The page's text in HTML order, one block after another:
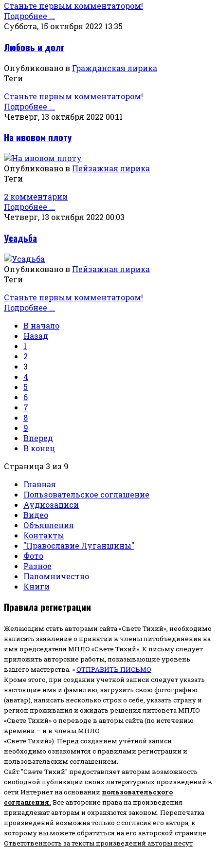
Станьте первым комментатором!
Подробнее ...
Суббота, 15 октября 2022 13:35
Любовь и долг
Опубликовано в Гражданская лирика
Теги
Станьте первым комментатором!
Подробнее ...
Четверг, 13 октября 2022 00:11
На ивовом плоту
Опубликовано в Пейзажная лирика
Теги
2 комментарии
Подробнее ...
Четверг, 13 октября 2022 00:03
Усадьба
Опубликовано в Пейзажная лирика
Теги
Станьте первым комментатором!
Подробнее ...
В начало
Назад
1
2
3
4
5
6
7
8
9
Вперед
В конец
Страница 3 из 9
Главная
Пользовательское соглашение
Аудиозаписи
Видео
Объявления
Контакты
"Православие Луганщины"
Фото
Разное
Паломничество
Книги
Правила регистрации
Желающим стать авторами сайта «Свете Тихий», необходимо
написать заявление о принятии в члены литобъединения на
имя председателя МПЛО «Свете Тихий». К письму следует
приложить авторские работы, показывающие уровень
вашего мастерства. »ОТПРАВИТЬ ПИСЬМО
Кроме этого, при создании учетной записи следует указать
настоящие имя и фамилию, загрузить свою фотографию
(аватар), написать несколько строк о себе, указать страну и
регион проживания и ожидать решения литсовета МПЛО
«Свете Тихий» о переводе в авторы сайта (по истечению
времени – и в члены МПЛО
«Свете Тихий»). Перед созданием учётной записи
необходимо ознакомится с правилами регистрации и
пользовательским соглашением.
Сайт "Свете Тихий" предоставляет авторам возможность
свободной публикации своих литературных произведений в
сети Интернет на основании пользовательского
соглашения. Все авторские права на произведения
принадлежат авторам и охраняются законом. Перепечатка
произведений возможна только с согласия его автора, к
которому вы можете обратиться на его авторской странице.
Ответственность за тексты произведений авторы несут